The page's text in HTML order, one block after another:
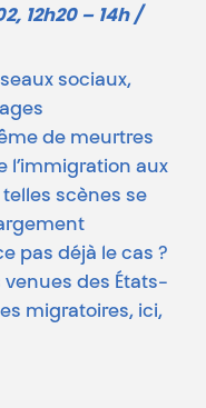
12h20 – 14h /
sociaux,
de meurtres
l’immigration aux
telles scènes se
pas déjà le cas ?
des États-
migratoires, ici,